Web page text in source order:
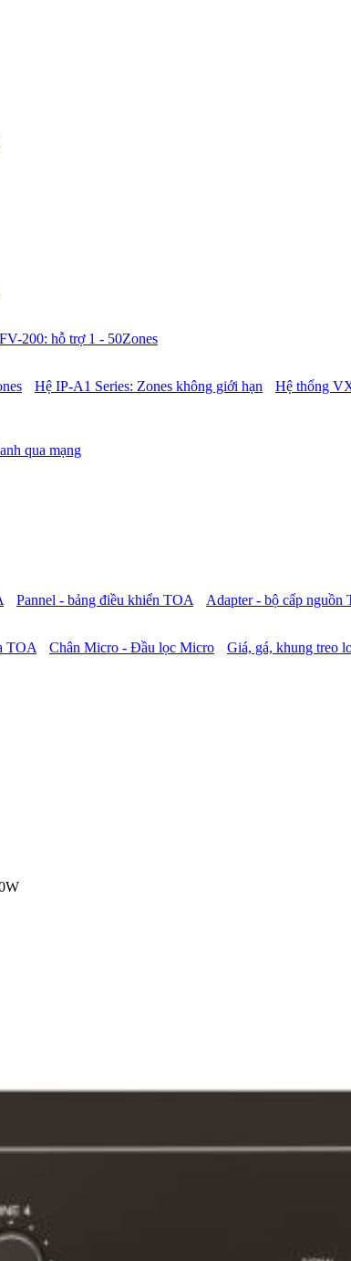
200: hỗ trợ 1 - 50Zones
Hệ IP-A1 Series: Zones không giới hạn Hệ thống
qua mạng
Pannel - bảng điều khiển TOA Adapter - bộ cấp nguồn
TOA Chân Micro - Đầu lọc Micro Giá, gá, khung treo